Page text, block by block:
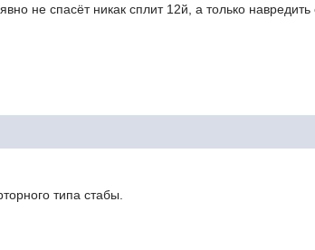
не спасёт никак сплит 12й, а только
типа стабы.